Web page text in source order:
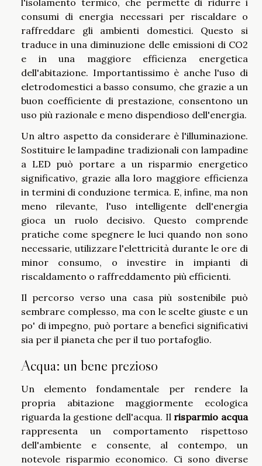
consumi di energia necessari per riscaldare o
raffreddare gli ambienti domestici. Questo si
traduce in una diminuzione delle emissioni di CO2
e in una maggiore efficienza energetica
dell'abitazione. Importantissimo è anche l'uso di
eletrodomestici a basso consumo, che grazie a un
buon coefficiente di prestazione, consentono un
uso più razionale e meno dispendioso dell'energia.
Un altro aspetto da considerare è l'illuminazione.
Sostituire le lampadine tradizionali con lampadine
a LED può portare a un risparmio energetico
significativo, grazie alla loro maggiore efficienza
in termini di conduzione termica. E, infine, ma non
meno rilevante, l'uso intelligente dell'energia
gioca un ruolo decisivo. Questo comprende
pratiche come spegnere le luci quando non sono
necessarie, utilizzare l'elettricità durante le ore di
minor consumo, o investire in impianti di
riscaldamento o raffreddamento più efficienti.
Il percorso verso una casa più sostenibile può
sembrare complesso, ma con le scelte giuste e un
po' di impegno, può portare a benefici significativi
sia per il pianeta che per il tuo portafoglio.
Acqua: un bene prezioso
Un elemento fondamentale per rendere la
propria abitazione maggiormente ecologica
riguarda la gestione dell'acqua. Il risparmio acqua
rappresenta un comportamento rispettoso
dell'ambiente e consente, al contempo, un
notevole risparmio economico. Ci sono diverse